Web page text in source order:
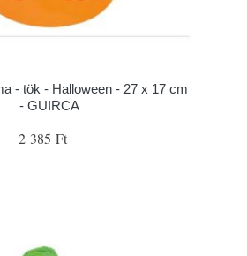
- tök - Halloween - 27 x 17 cm
- GUIRCA
2 385 Ft